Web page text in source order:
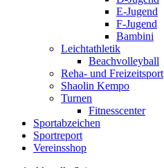
E-Jugend
F-Jugend
Bambini
Leichtathletik
Beachvolleyball
Reha- und Freizeitsport
Shaolin Kempo
Turnen
Fitnesscenter
Sportabzeichen
Sportreport
Vereinsshop